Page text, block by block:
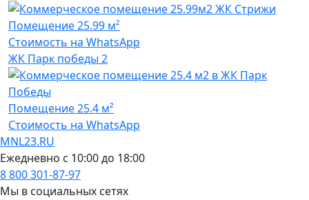
Помещение25.99 м²
Стоимость на WhatsApp
ЖК Парк победы 2
Помещение25.4 м²
Стоимость на WhatsApp
MNL23.RU
Ежедневно с 10:00 до 18:00
8 800 301-87-97
Мы в социальных сетях